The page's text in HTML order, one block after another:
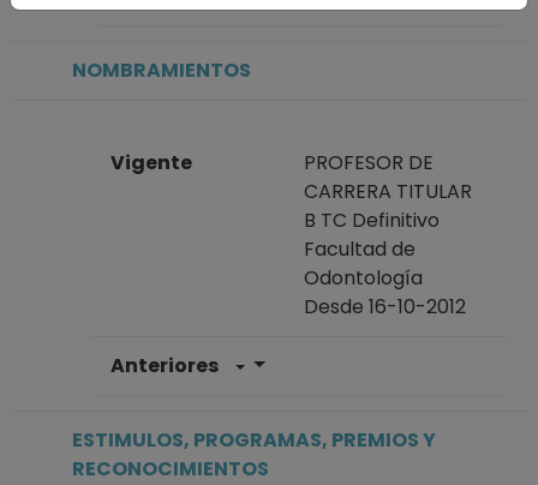
NOMBRAMIENTOS
Vigente
PROFESOR DE
CARRERA TITULAR
B TC Definitivo
Facultad de
Odontología
Desde 16-10-2012
Anteriores
Facultad de
ESTIMULOS, PROGRAMAS, PREMIOS Y
RECONOCIMIENTOS